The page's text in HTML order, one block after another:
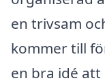
en trivsam
kommer till
en bra idé